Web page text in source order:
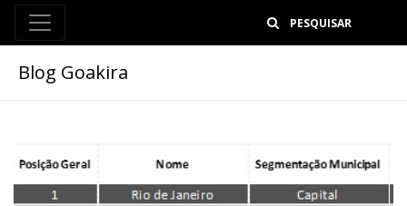
Blog Goakira